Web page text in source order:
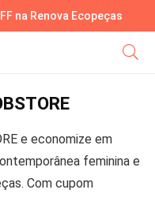
na Renova Ecopeças
e economize em
feminina e
Com cupom